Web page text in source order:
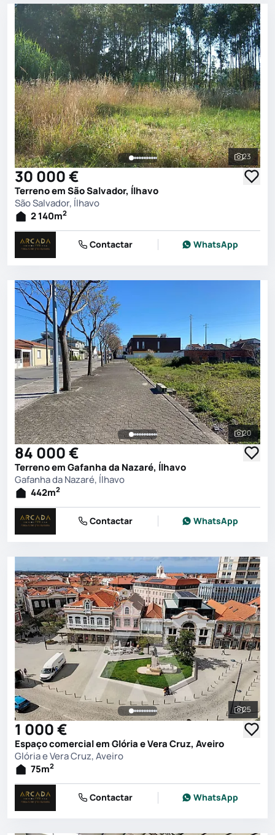
Ver
23
30 000 €
Terreno em São Salvador, Ílhavo
São Salvador, Ílhavo
2 140m2
Contactar WhatsApp
Ver
20
84 000 €
Terreno em Gafanha da Nazaré, Ílhavo
Gafanha da Nazaré, Ílhavo
442m2
Contactar WhatsApp
Ver
25
1 000 €
Espaço comercial em Glória e Vera Cruz, Aveiro
Glória e Vera Cruz, Aveiro
75m2
Contactar WhatsApp